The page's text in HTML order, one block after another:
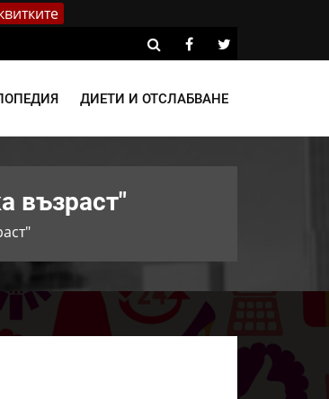
ДИЕТИ И ОТСЛАБВАНЕ
възраст"